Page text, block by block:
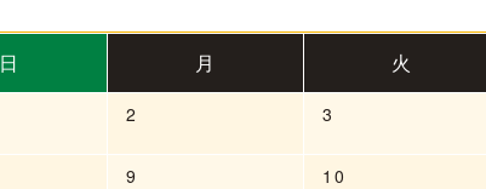
日 月 火
2 3
9 10